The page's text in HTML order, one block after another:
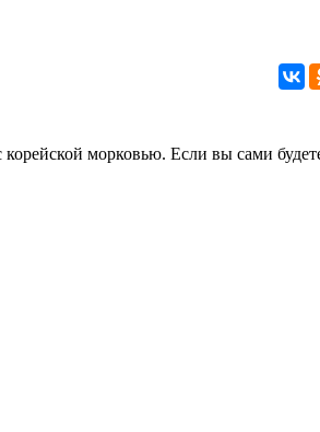
морковью. Если вы сами